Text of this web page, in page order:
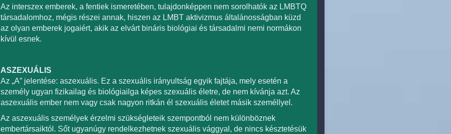
Az interszex emberek, a fentiek ismeretében, tulajdonképpen nem sorolhatók az LMBTQ
társadalomhoz, mégis részei annak, hiszen az LMBT aktivizmus általánosságban küzd
az olyan emberek jogaiért, akik az elvárt bináris biológiai és társadalmi nemi normákon
kívül esnek.
ASZEXUÁLIS
Az „A” jelentése: aszexuális. Ez a szexuális irányultság egyik fajtája, mely esetén a
személy ugyan fizikailag és biológiailga képes szexuális életre, de nem kívánja azt. Az
aszexuális ember nem vagy csak nagyon ritkán él szexuális életet másik személlyel.
Az aszexuális személyek érzelmi szükségleteik szempontból nem különböznek
embertársaiktól. Sőt ugyanúgy rendelkezhetnek szexuális vággyal, de nincs késztetésük